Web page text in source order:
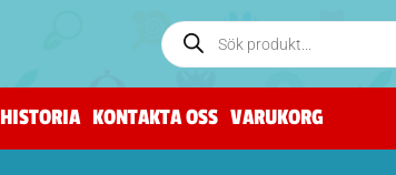
HISTORIA KONTAKTA OSS VARUKORG